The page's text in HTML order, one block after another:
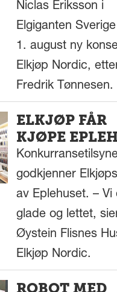
Niclas Eriksson i
Elgiganten
1. august ny
Elkjøp Nordic,
Fredrik Tønnesen.
ELKJØP FÅR
KJØPE
godkjenner
av Eplehuset. – Vi
glade og lettet,
Øystein Flisnes
Elkjøp Nordic.
ROBOT MED